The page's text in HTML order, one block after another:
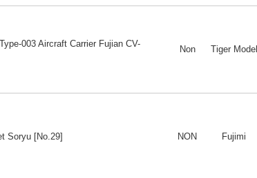
003 Aircraft Carrier Fujian CV-
Non Tiger Model
Soryu [No.29] NON Fujimi